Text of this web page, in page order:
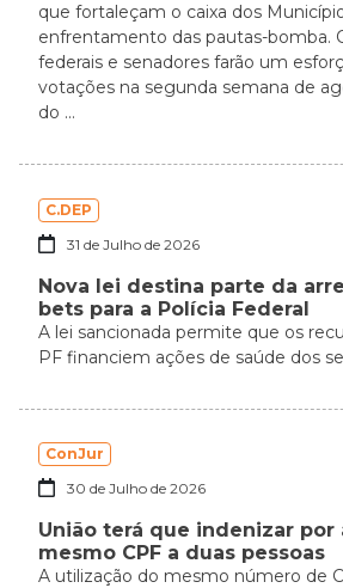
que fortaleçam o caixa dos
enfrentamento das pautas-bomba.
federais e senadores farão um
votações na segunda semana de
do ...
C.DEP
31 de Julho de 2026
Nova lei destina parte da
bets para a Polícia Federal
A lei sancionada permite que os
PF financiem ações de saúde dos
ConJur
30 de Julho de 2026
União terá que indenizar por
mesmo CPF a duas pessoas
A utilização do mesmo número de